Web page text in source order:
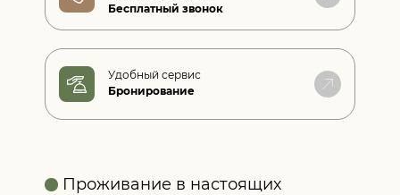
Бесплатный звонок
Удобный сервис
Бронирование
Проживание в настоящих